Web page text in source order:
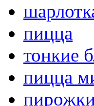
пицца
тонкие
пицца